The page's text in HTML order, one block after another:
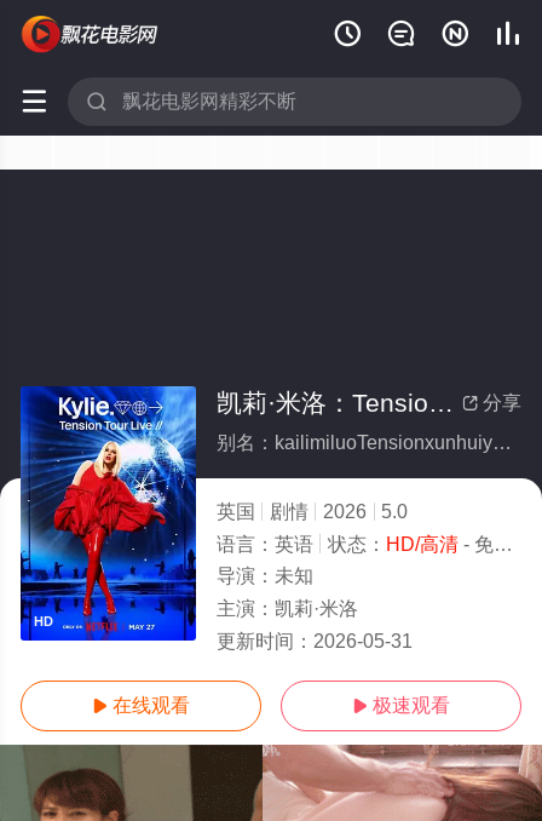
   
 
HD
 分享
凯莉·米洛：Tension巡回演唱会
别名：kailimiluoTensionxunhuiyanchanghui
英国 剧情 2026
5.0
语言： 英语 状态： HD/高清- 免费在线观看
导演： 未知
主演： 凯莉·米洛
更新时间： 2026-05-31
 在线观看  极速观看